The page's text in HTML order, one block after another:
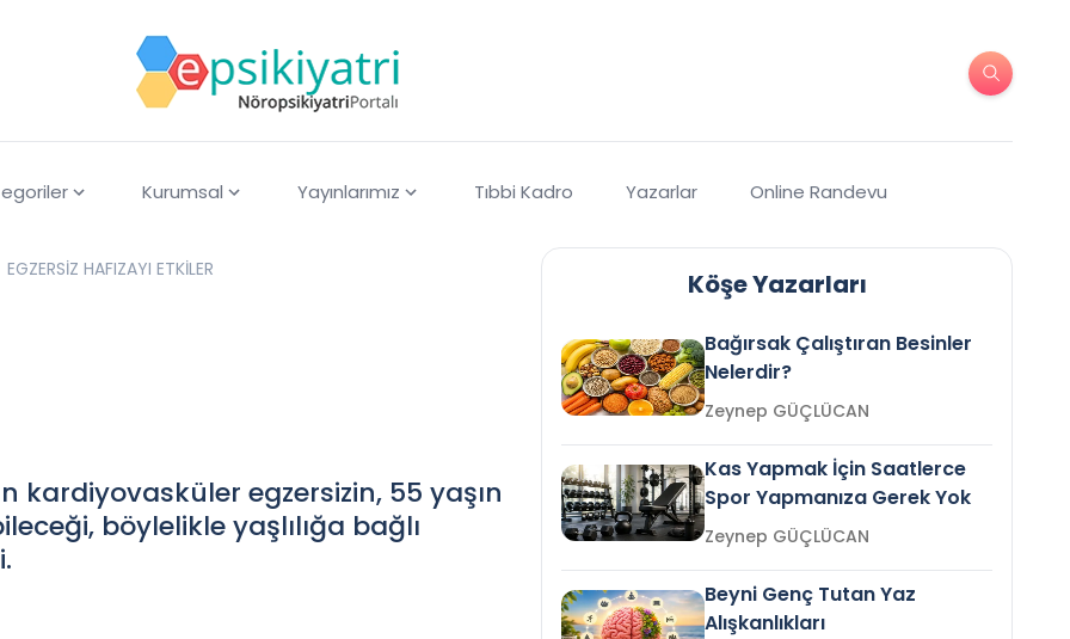
Kurumsal Yayınlarımız Tıbbi Kadro Yazarlar Online Randevu
EGZERSİZ HAFIZAYI ETKİLER
kardiyovasküler egzersizin, 55 yaşın
böylelikle yaşlılığa bağlı
Köşe Yazarları
Bağırsak Çalıştıran Besinler
Nelerdir?
Zeynep GÜÇLÜCAN
Kas Yapmak İçin Saatlerce
Spor Yapmanıza Gerek Yok
Zeynep GÜÇLÜCAN
Beyni Genç Tutan Yaz
Alışkanlıkları